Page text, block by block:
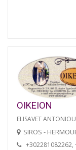
OIKEION
ELISAVET
SIROS -
+302281082262,